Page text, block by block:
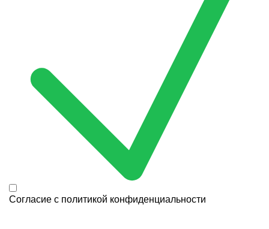
Согласие с политикой конфиденциальности